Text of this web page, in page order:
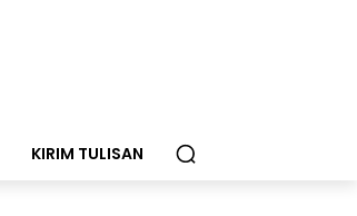
KIRIM TULISAN